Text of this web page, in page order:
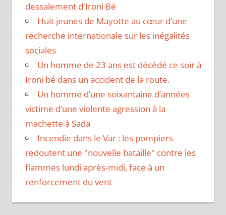
dessalement d'Ironi Bé
Huit jeunes de Mayotte au cœur d’une
recherche internationale sur les inégalités
sociales
Un homme de 23 ans est décédé ce soir à
Ironi bé dans un accident de la route.
Un homme d’une soixantaine d’années
victime d’une violente agression à la
machette à Sada
Incendie dans le Var : les pompiers
redoutent une "nouvelle bataille" contre les
flammes lundi après-midi, face à un
renforcement du vent